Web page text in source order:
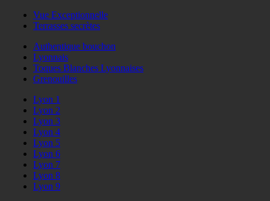
Vue Exceptionnelle
Terrasses secrètes
Authentique bouchon
Lyonnais
Toques Blanches Lyonnaises
Grenouilles
Lyon 1
Lyon 2
Lyon 3
Lyon 4
Lyon 5
Lyon 6
Lyon 7
Lyon 8
Lyon 9